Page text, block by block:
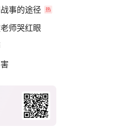
事的途径
师哭红眼